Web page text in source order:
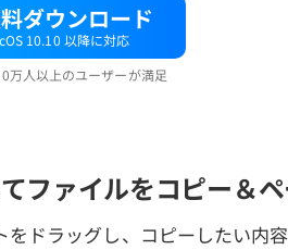
ダウンロード
10.10 以降に対応
万人以上のユーザーが満足
ファイルをコピー＆
ドラッグし、コピーしたい内